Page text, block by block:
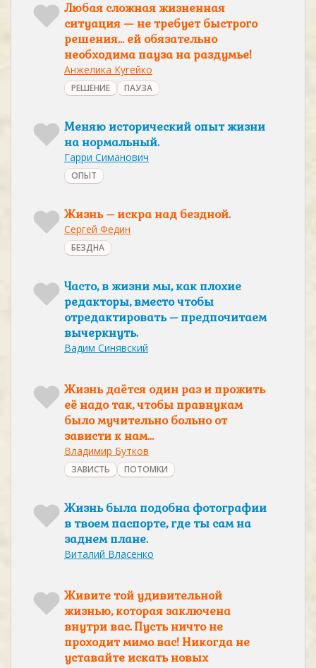
Любая сложная жизненная
ситуация — не требует быстрого
решения… ей обязательно
необходима пауза на раздумье!
Анжелика Кугейко
РЕШЕНИЕ ПАУЗА
Меняю исторический опыт жизни
на нормальный.
Гарри Симанович
ОПЫТ
Жизнь – искра над бездной.
Сергей Федин
БЕЗДНА
Часто, в жизни мы, как плохие
редакторы, вместо чтобы
отредактировать – предпочитаем
вычеркнуть.
Вадим Синявский
Жизнь даётся один раз и прожить
её надо так, чтобы правнукам
было мучительно больно от
зависти к нам…
Владимир Бутков
ЗАВИСТЬ ПОТОМКИ
Жизнь была подобна фотографии
в твоем паспорте, где ты сам на
заднем плане.
Виталий Власенко
Живите той удивительной
жизнью, которая заключена
внутри вас. Пусть ничто не
проходит мимо вас! Никогда не
уставайте искать новых